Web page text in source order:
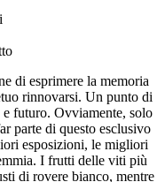
di esprimere la memoria
rinnovarsi. Un punto di
e futuro. Ovviamente, solo
parte di questo esclusivo
esposizioni, le migliori
I frutti delle viti più
di rovere bianco, mentre